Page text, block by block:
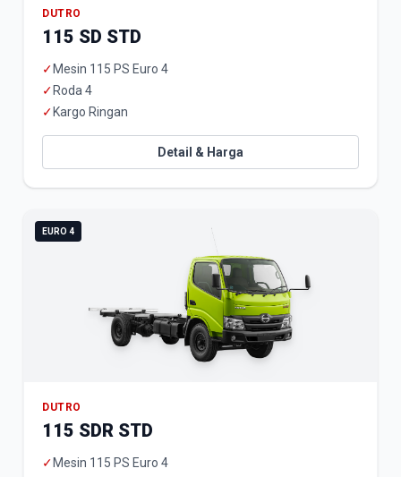
DUTRO
115 SD STD
✓ Mesin 115 PS Euro 4
✓ Roda 4
✓ Kargo Ringan
Detail & Harga
EURO 4
DUTRO
115 SDR STD
✓ Mesin 115 PS Euro 4